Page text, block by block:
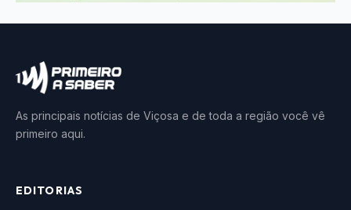
As principais notícias de Viçosa e de toda a região você vê
primeiro aqui.
EDITORIAS